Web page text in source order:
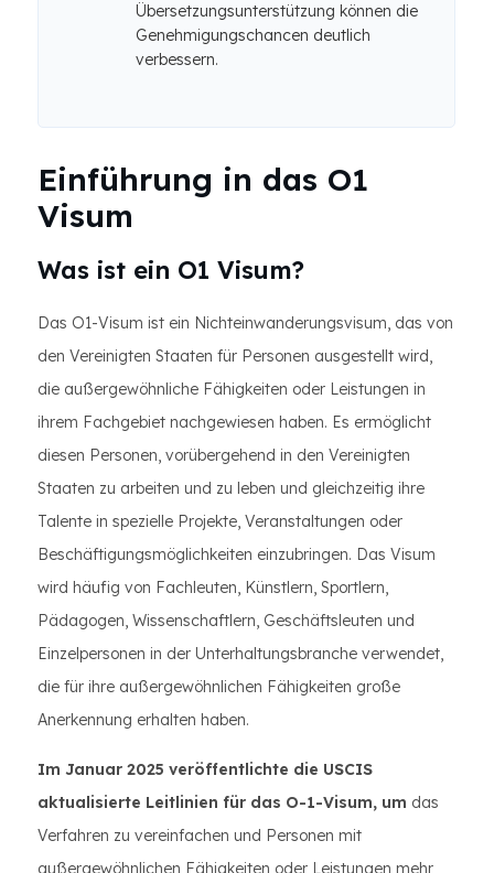
Übersetzungsunterstützung können die
Genehmigungschancen deutlich
verbessern.
Einführung in das O1
Visum
Was ist ein O1 Visum?
Das O1-Visum ist ein Nichteinwanderungsvisum, das von
den Vereinigten Staaten für Personen ausgestellt wird,
die außergewöhnliche Fähigkeiten oder Leistungen in
ihrem Fachgebiet nachgewiesen haben. Es ermöglicht
diesen Personen, vorübergehend in den Vereinigten
Staaten zu arbeiten und zu leben und gleichzeitig ihre
Talente in spezielle Projekte, Veranstaltungen oder
Beschäftigungsmöglichkeiten einzubringen. Das Visum
wird häufig von Fachleuten, Künstlern, Sportlern,
Pädagogen, Wissenschaftlern, Geschäftsleuten und
Einzelpersonen in der Unterhaltungsbranche verwendet,
die für ihre außergewöhnlichen Fähigkeiten große
Anerkennung erhalten haben.
Im Januar 2025 veröffentlichte die USCIS
aktualisierte Leitlinien für das O-1-Visum, um das
Verfahren zu vereinfachen und Personen mit
außergewöhnlichen Fähigkeiten oder Leistungen mehr